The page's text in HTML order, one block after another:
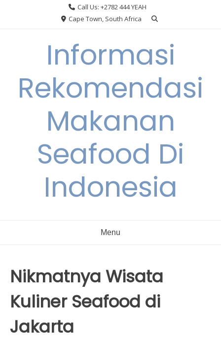
Call Us: +2782 444 YEAH
Cape Town, South Africa
Informasi
Rekomendasi
Makanan
Seafood Di
Indonesia
Menu
Nikmatnya Wisata
Kuliner Seafood di
Jakarta